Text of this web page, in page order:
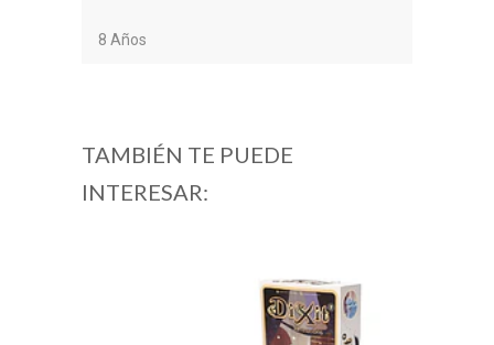
8 Años
TAMBIÉN TE PUEDE
INTERESAR: